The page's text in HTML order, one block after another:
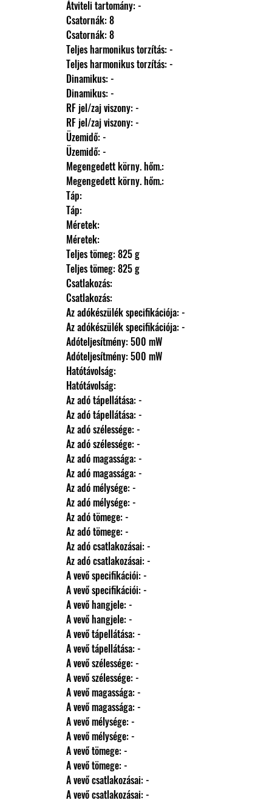
                Átviteli tartomány: -
                Csatornák: 8
                Csatornák: 8
                Teljes harmonikus torzítás: -
                Teljes harmonikus torzítás: -
                Dinamikus: -
                Dinamikus: -
                RF jel/zaj viszony: -
                RF jel/zaj viszony: -
                Üzemidő: -
                Üzemidő: -
                Megengedett körny. hőm.:
                Megengedett körny. hőm.:
                Táp:
                Táp:
                Méretek:
                Méretek:
                Teljes tömeg: 825 g
                Teljes tömeg: 825 g
                Csatlakozás:
                Csatlakozás:
                Az adókészülék specifikációja: -
                Az adókészülék specifikációja: -
                Adóteljesítmény: 500 mW
                Adóteljesítmény: 500 mW
                Hatótávolság:
                Hatótávolság:
                Az adó tápellátása: -
                Az adó tápellátása: -
                Az adó szélessége: -
                Az adó szélessége: -
                Az adó magassága: -
                Az adó magassága: -
                Az adó mélysége: -
                Az adó mélysége: -
                Az adó tömege: -
                Az adó tömege: -
                Az adó csatlakozásai: -
                Az adó csatlakozásai: -
                A vevő specifikációi: -
                A vevő specifikációi: -
                A vevő hangjele: -
                A vevő hangjele: -
                A vevő tápellátása: -
                A vevő tápellátása: -
                A vevő szélessége: -
                A vevő szélessége: -
                A vevő magassága: -
                A vevő magassága: -
                A vevő mélysége: -
                A vevő mélysége: -
                A vevő tömege: -
                A vevő tömege: -
                A vevő csatlakozásai: -
                A vevő csatlakozásai: -